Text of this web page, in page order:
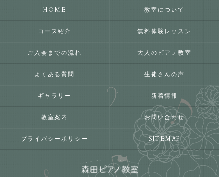
HOME 教室について
コース紹介 無料体験レッスン
ご入会までの流れ 大人のピアノ教室
よくある質問 生徒さんの声
ギャラリー 新着情報
教室案内 お問い合わせ
プライバシーポリシー SITEMAP